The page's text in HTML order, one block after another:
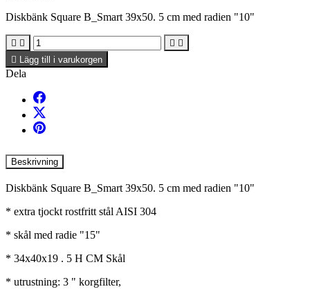
Diskbänk Square B_Smart 39x50. 5 cm med radien "10"
   
 Lägg till i varukorgen
Dela
Beskrivning
Diskbänk Square B_Smart 39x50. 5 cm med radien "10"
* extra tjockt rostfritt stål AISI 304
* skål med radie "15"
* 34x40x19 . 5 H CM Skål
* utrustning: 3 " korgfilter,